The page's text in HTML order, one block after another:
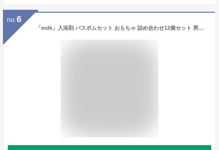
no. 6
「mdk」入浴剤 バスボムセット おもちゃ 詰め合わせ12個セット 男の子用 中身はおまかせ 子供用入浴剤 お得 子供用 バスボール キャラクター お風呂遊び